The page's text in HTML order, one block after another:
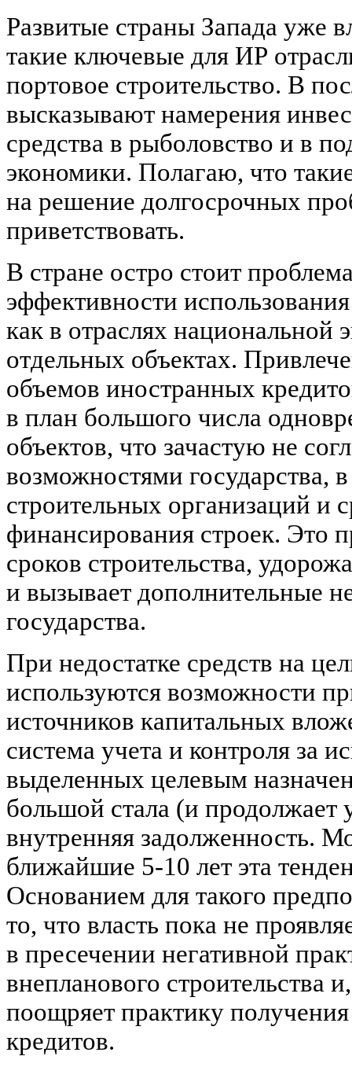
Развитые страны Запада уже
такие ключевые для ИР
портовое строительство. В
высказывают намерения
средства в рыболовство и в
экономики. Полагаю, что
на решение долгосрочных
приветствовать.
В стране остро стоит
эффективности
как в отраслях национальной
отдельных объектах.
объемов иностранных
в план большого числа
объектов, что зачастую не
возможностями государства,
строительных организаций и
финансирования строек. Это
сроков строительства,
и вызывает дополнительные
государства.
При недостатке средств на
используются возможности
источников капитальных
система учета и контроля за
выделенных целевым
большой стала (и продолжает
внутренняя задолженность.
ближайшие 5-10 лет эта
Основанием для такого
то, что власть пока не
в пресечении негативной
внепланового строительства
поощряет практику
кредитов.